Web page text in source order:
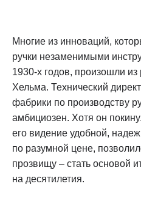
Многие из инноваций,
ручки незаменимыми
1930-х годов, произошли
Хельма. Технический
фабрики по производству
амбициозен. Хотя он
его видение удобной,
по разумной цене,
прозвищу – стать основой
на десятилетия.